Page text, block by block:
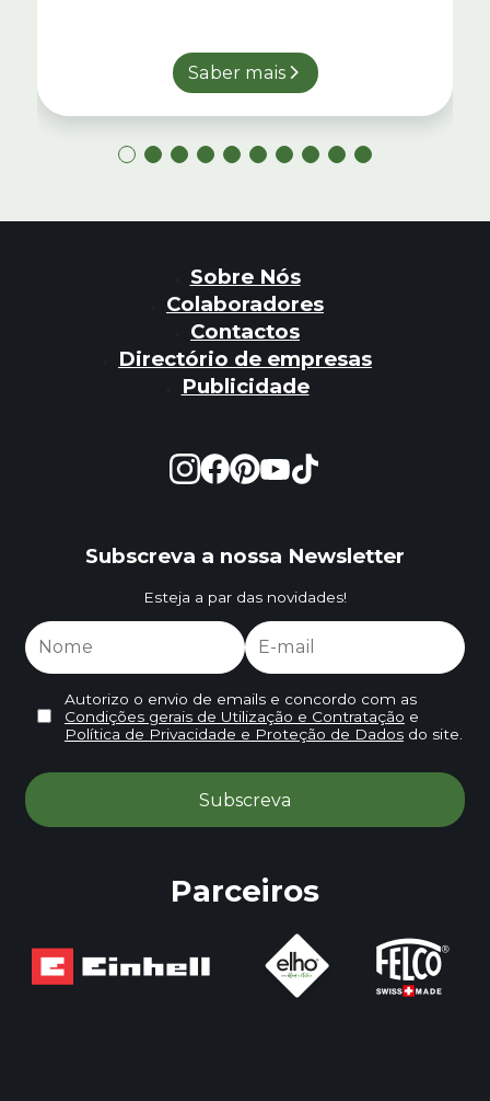
Saber mais
Sobre Nós
Colaboradores
Contactos
Directório de empresas
Publicidade
Subscreva a nossa Newsletter
Esteja a par das novidades!
Autorizo o envio de emails e concordo com as
Condições gerais de Utilização e Contratação e
Política de Privacidade e Proteção de Dadosdo site.
Parceiros